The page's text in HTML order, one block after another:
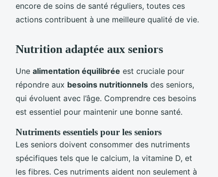
encore de soins de santé réguliers, toutes ces
actions contribuent à une meilleure qualité de vie.
Nutrition adaptée aux seniors
Une alimentation équilibrée est cruciale pour
répondre aux besoins nutritionnels des seniors,
qui évoluent avec l’âge. Comprendre ces besoins
est essentiel pour maintenir une bonne santé.
Nutriments essentiels pour les seniors
Les seniors doivent consommer des nutriments
spécifiques tels que le calcium, la vitamine D, et
les fibres. Ces nutriments aident non seulement à